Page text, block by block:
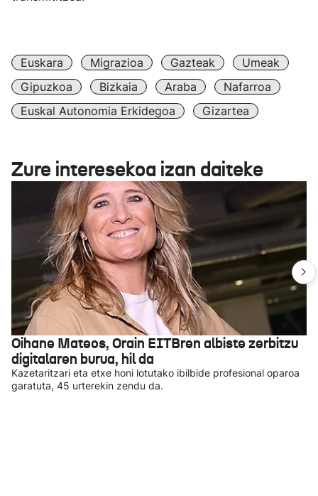
Euskara Migrazioa Gazteak
Umeak
Gipuzkoa
Bizkaia Araba
Nafarroa
Euskal Autonomia Erkidegoa
Gizartea
Zure interesekoa izan daiteke
Oihane Mateos, Orain EITBren albiste zerbitzu
digitalaren burua, hil da
Kazetaritzari eta etxe honi lotutako ibilbide profesional oparoa
garatuta, 45 urterekin zendu da.